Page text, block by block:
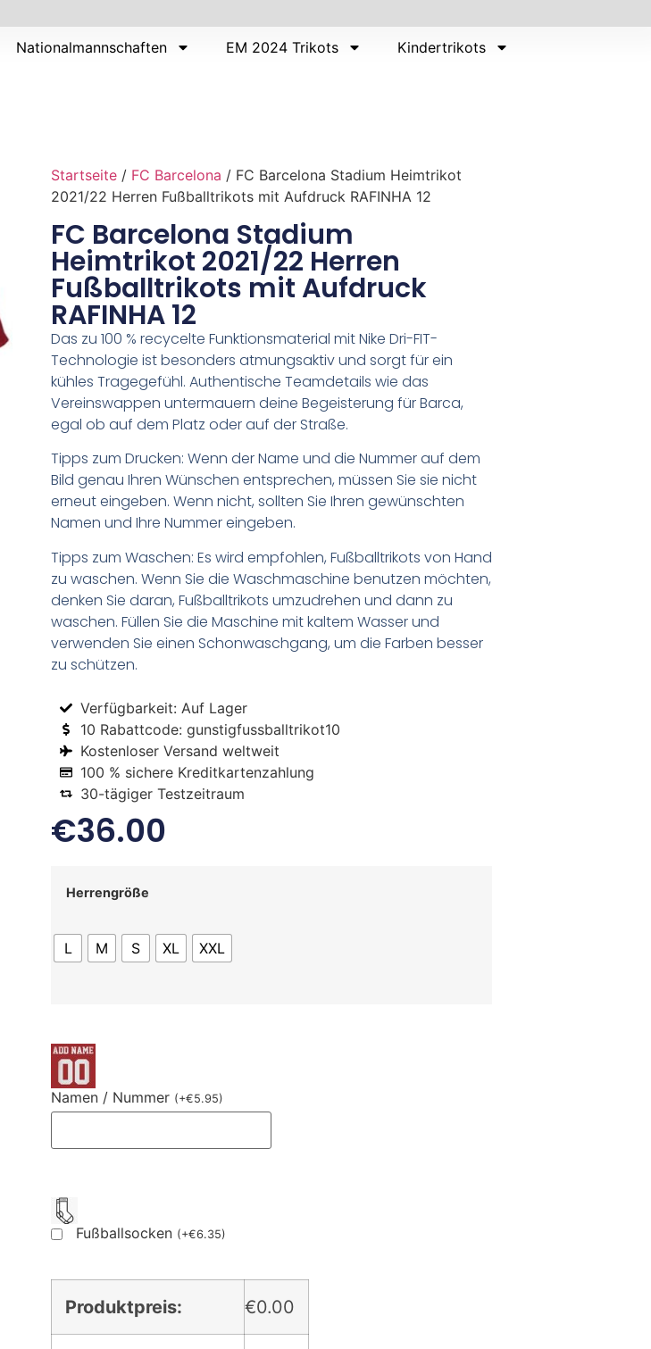
Nationalmannschaften EM 2024 Trikots Kindertrikots
Startseite / FC Barcelona / FC Barcelona Stadium Heimtrikot
2021/22 Herren Fußballtrikots mit Aufdruck RAFINHA 12
FC Barcelona Stadium
Heimtrikot 2021/22 Herren
Fußballtrikots mit Aufdruck
RAFINHA 12
Das zu 100 % recycelte Funktionsmaterial mit Nike Dri-FIT-
Technologie ist besonders atmungsaktiv und sorgt für ein
kühles Tragegefühl. Authentische Teamdetails wie das
Vereinswappen untermauern deine Begeisterung für Barca,
egal ob auf dem Platz oder auf der Straße.
Tipps zum Drucken: Wenn der Name und die Nummer auf dem
Bild genau Ihren Wünschen entsprechen, müssen Sie sie nicht
erneut eingeben. Wenn nicht, sollten Sie Ihren gewünschten
Namen und Ihre Nummer eingeben.
Tipps zum Waschen: Es wird empfohlen, Fußballtrikots von Hand
zu waschen. Wenn Sie die Waschmaschine benutzen möchten,
denken Sie daran, Fußballtrikots umzudrehen und dann zu
waschen. Füllen Sie die Maschine mit kaltem Wasser und
verwenden Sie einen Schonwaschgang, um die Farben besser
zu schützen.
Verfügbarkeit: Auf Lager
10 Rabattcode: gunstigfussballtrikot10
Kostenloser Versand weltweit
100 % sichere Kreditkartenzahlung
30-tägiger Testzeitraum
€36.00
Herrengröße
L M S XL XXL
Namen / Nummer (+€5.95)
Fußballsocken (+€6.35)
Produktpreis: €0.00